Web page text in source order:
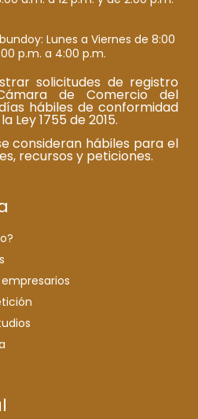
Lunes a Viernes de 8:00
p.m. a 4:00 p.m.
solicitudes de registro
de Comercio del
hábiles de conformidad
Ley 1755 de 2015.
consideran hábiles para el
recursos y peticiones.